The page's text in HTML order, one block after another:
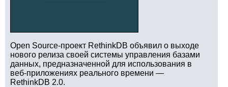
Open Source-проект RethinkDB объявил о выходе
нового релиза своей системы управления базами
данных, предназначенной для использования в
веб-приложениях реального времени —
RethinkDB 2.0.